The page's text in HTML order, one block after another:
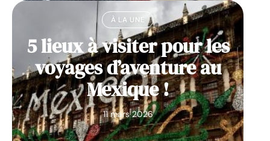
À LA UNE
5 lieux à visiter pour les
voyages d’aventure au
Mexique !
11 mars 2026